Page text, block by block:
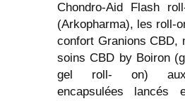
Chondro-Aid Flash
(Arkopharma), les roll-
confort Granions CBD,
soins CBD by Boiron
gel roll- on) aux
encapsulées lancés